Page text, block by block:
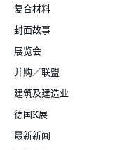
复合材料
封面故事
展览会
并购／联盟
建筑及建造业
德国K展
最新新闻